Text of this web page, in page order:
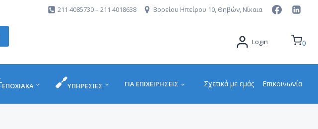
211 4085730 – 211 4018638 Βορείου Ηπείρου 10, Θηβών, Νίκαια
Login 0
ΕΠΟΧΙΑΚΑ ΥΠΗΡΕΣΙΕΣ ΓΙΑ ΕΠΙΧΕΙΡΉΣΕΙΣ Σχετικά με εμάς Επικοινωνία